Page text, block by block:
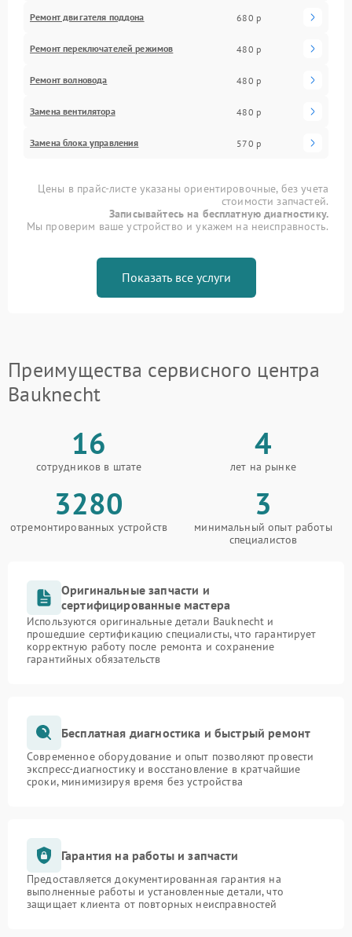
Ремонт двигателя поддона 680 р
Ремонт переключателей режимов 480 р
Ремонт волновода 480 р
Замена вентилятора 480 р
Замена блока управления 570 р
Цены в прайс-листе указаны ориентировочные, без учета
стоимости запчастей.
Записывайтесь на бесплатную диагностику.
Мы проверим ваше устройство и укажем на неисправность.
Показать все услуги
Преимущества сервисного центра
Bauknecht
16
сотрудников в штате
4
лет на рынке
3280
отремонтированных устройств
3
минимальный опыт работы
специалистов
Оригинальные запчасти и
сертифицированные мастера
Используются оригинальные детали Bauknecht и
прошедшие сертификацию специалисты, что гарантирует
корректную работу после ремонта и сохранение
гарантийных обязательств
Бесплатная диагностика и быстрый ремонт
Современное оборудование и опыт позволяют провести
экспресс-диагностику и восстановление в кратчайшие
сроки, минимизируя время без устройства
Гарантия на работы и запчасти
Предоставляется документированная гарантия на
выполненные работы и установленные детали, что
защищает клиента от повторных неисправностей